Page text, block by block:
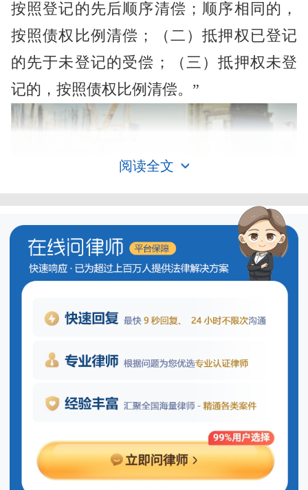
按照登记的先后顺序清偿；顺序相同的，
按照债权比例清偿；（二）抵押权已登记
的先于未登记的受偿；（三）抵押权未登
记的，按照债权比例清偿。”
未能按时偿还借款可能会导致多种不
1.违约责任：当借款人没有按照借款合
同中规定的时间归还本金或支付利息时，
即构成了违约行为。依据相关法律法规，
出借方有权要求借款人承担相应的违约责
阅读全文